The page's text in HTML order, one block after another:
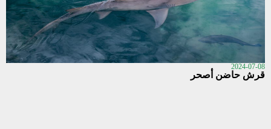
2024-07-08
قرش حاضن أصحر